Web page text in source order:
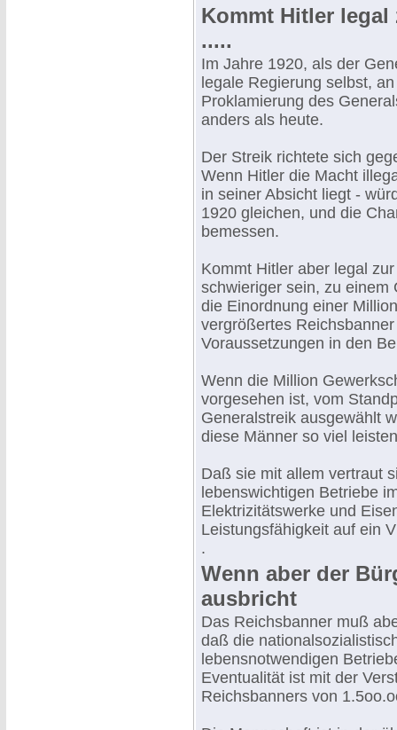
Kommt Hitler
.....
Im Jahre 1920, als der
legale Regierung selbst,
Proklamierung des
anders als heute.
Der Streik richtete sich
Wenn Hitler die Macht
in seiner Absicht liegt -
1920 gleichen, und die
bemessen.
Kommt Hitler aber legal
schwieriger sein, zu einem
die Einordnung einer
vergrößertes
Voraussetzungen in den
Wenn die Million
vorgesehen ist, vom
Generalstreik ausgewählt
diese Männer so viel
Daß sie mit allem vertraut
lebenswichtigen Betriebe
Elektrizitätswerke und
Leistungsfähigkeit auf ein
.
Wenn aber der
ausbricht
Das Reichsbanner muß
daß die
lebensnotwendigen
Eventualität ist mit der
Reichsbanners von